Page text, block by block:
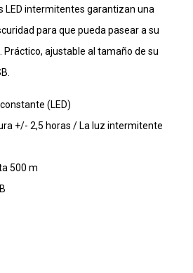
LED intermitentes garantizan una
para que pueda pasear a su
ajustable al tamaño de su
(LED)
+/- 2,5 horas / La luz intermitente
500 m